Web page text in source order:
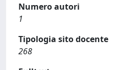
Numero autori
1
Tipologia sito docente
268